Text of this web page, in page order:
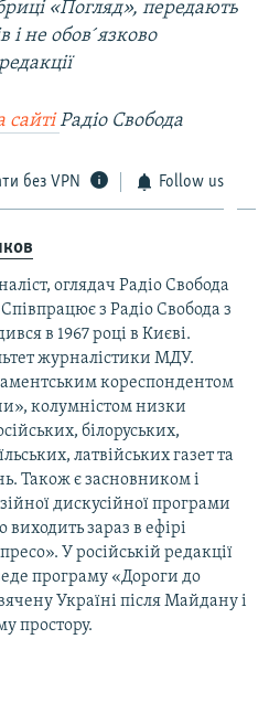
«Погляд», передають
і не обов´язково
сайтіРадіо Свобода
без VPN Follow us
оглядач Радіо Свобода
Співпрацює з Радіо Свобода з
в 1967 році в Києві.
журналістики МДУ.
кореспондентом
колумністом низки
білоруських,
латвійських газет та
Також є засновником і
дискусійної програми
виходить зараз в ефірі
У російській редакції
програму «Дороги до
Україні після Майдану і
простору.